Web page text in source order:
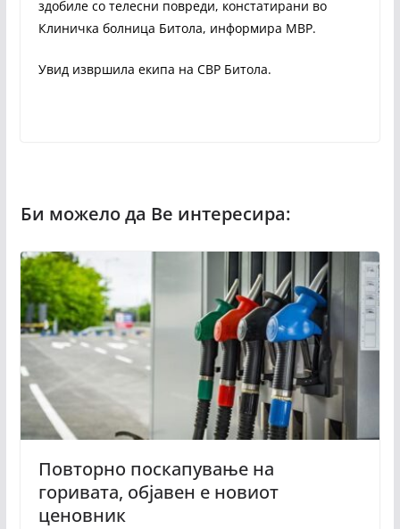
здобиле со телесни повреди, констатирани во
Клиничка болница Битола, информира МВР.
Увид извршила екипа на СВР Битола.
Повторно поскапување на
горивата, објавен е новиот
ценовник